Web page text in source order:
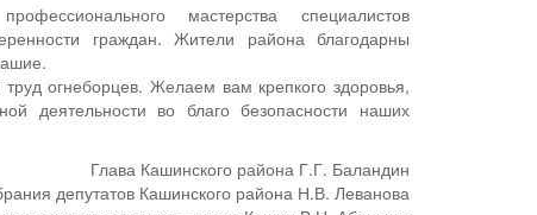
мастерства специалистов
граждан. Жители района благодарны
огнеборцев. Желаем вам крепкого здоровья,
деятельности во благо безопасности наших
Глава Кашинского района Г.Г. Баландин
депутатов Кашинского района Н.В. Леванова